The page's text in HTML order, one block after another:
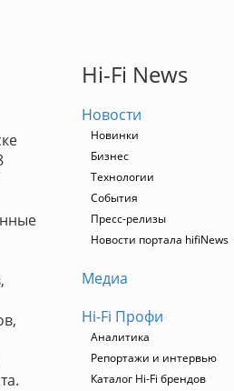
Hi-Fi News
Новости
Новинки
Бизнес
Технологии
События
Пресс-релизы
Новости портала hifiNews
Медиа
Hi-Fi Профи
Аналитика
Репортажи и интервью
Каталог Hi-Fi брендов